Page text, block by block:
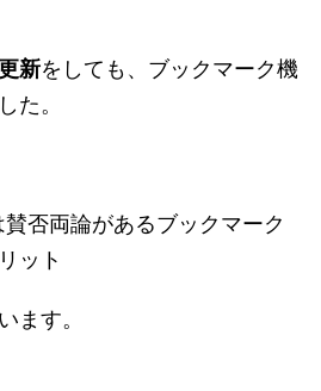
新をしても、ブックマーク機
た。
否両論があるブックマーク
ット
ます。